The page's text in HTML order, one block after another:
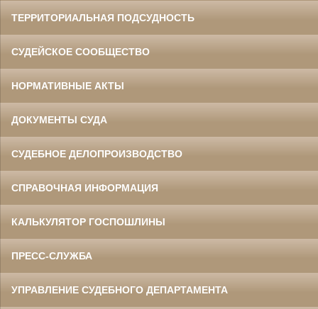
ТЕРРИТОРИАЛЬНАЯ ПОДСУДНОСТЬ
СУДЕЙСКОЕ СООБЩЕСТВО
НОРМАТИВНЫЕ АКТЫ
ДОКУМЕНТЫ СУДА
СУДЕБНОЕ ДЕЛОПРОИЗВОДСТВО
СПРАВОЧНАЯ ИНФОРМАЦИЯ
КАЛЬКУЛЯТОР ГОСПОШЛИНЫ
ПРЕСС-СЛУЖБА
УПРАВЛЕНИЕ СУДЕБНОГО ДЕПАРТАМЕНТА